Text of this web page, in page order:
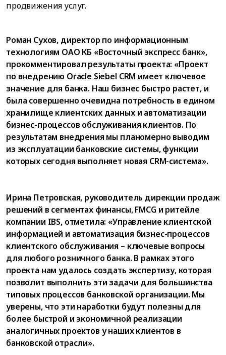
продвижения услуг.
Роман Сухов, директор по информационным
технологиям ОАО КБ «Восточный экспресс банк»,
прокомментировал результаты проекта: «Проект
по внедрению Oracle Siebel CRM имеет ключевое
значение для банка. Наш бизнес быстро растет, и
была совершенно очевидна потребность в едином
хранилище клиентских данных и автоматизации
бизнес-процессов обслуживания клиентов. По
результатам внедрения мы планомерно выводим
из эксплуатации банковские системы, функции
которых сегодня выполняет новая CRM-система».
Ирина Петровская, руководитель дирекции продаж
решений в сегментах финансы, FMCG и ритейле
компании IBS, отметила: «Управление клиентской
информацией и автоматизация бизнес-процессов
клиентского обслуживания – ключевые вопросы
для любого розничного банка. В рамках этого
проекта нам удалось создать экспертизу, которая
позволит выполнить эти задачи для большинства
типовых процессов банковской организации. Мы
уверены, что эти наработки будут полезны для
более быстрой и экономичной реализации
аналогичных проектов у наших клиентов в
банковской отрасли».